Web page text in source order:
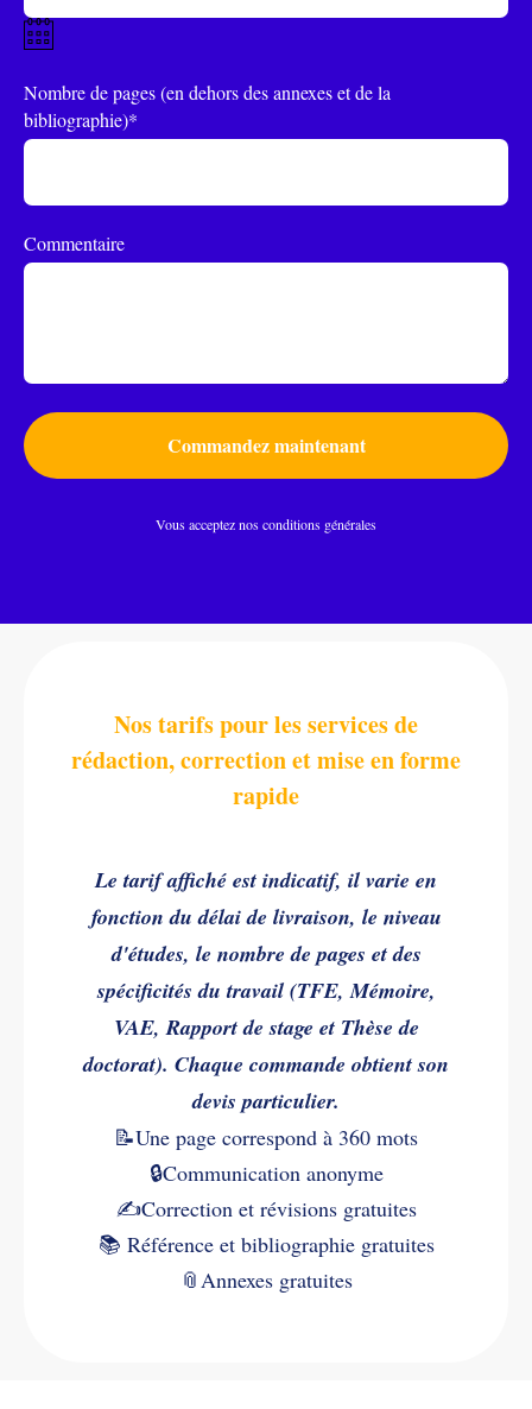
Nombre de pages (en dehors des annexes et de la
bibliographie)*
Commentaire
Commandez maintenant
Vous acceptez nos conditions générales
Nos tarifs pour les services de
rédaction, correction et mise en forme
rapide
Le tarif affiché est indicatif, il varie en
fonction du délai de livraison, le niveau
d'études, le nombre de pages et des
spécificités du travail (TFE, Mémoire,
VAE, Rapport de stage et Thèse de
doctorat). Chaque commande obtient son
devis particulier.
📝Une page correspond à 360 mots
🔒Communication anonyme
✍️Correction et révisions gratuites
📚 Référence et bibliographie gratuites
📎 Annexes gratuites